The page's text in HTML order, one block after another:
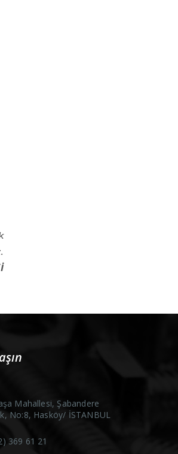
Mahallesi, Şabandere
No:8, Hasköy/ İSTANBUL
369 61 21